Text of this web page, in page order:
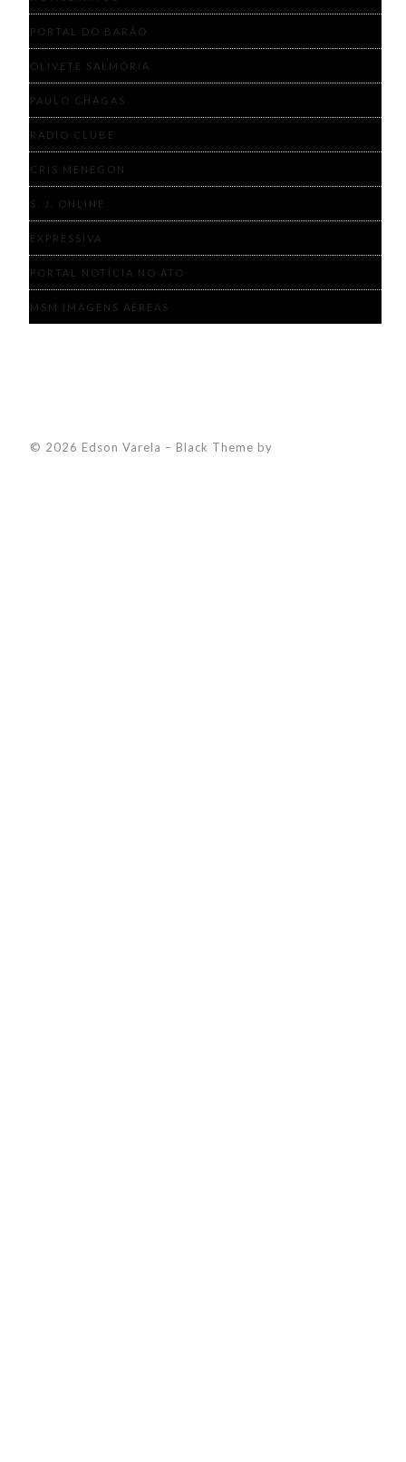
PORTAL DO BARÃO
OLIVETE SALMÓRIA
PAULO CHAGAS
RÁDIO CLUBE
CRIS MENEGON
S. J. ONLINE
EXPRESSIVA
PORTAL NOTÍCIA NO ATO
MSM IMAGENS AÉREAS
© 2026 Edson Varela – Black Theme by